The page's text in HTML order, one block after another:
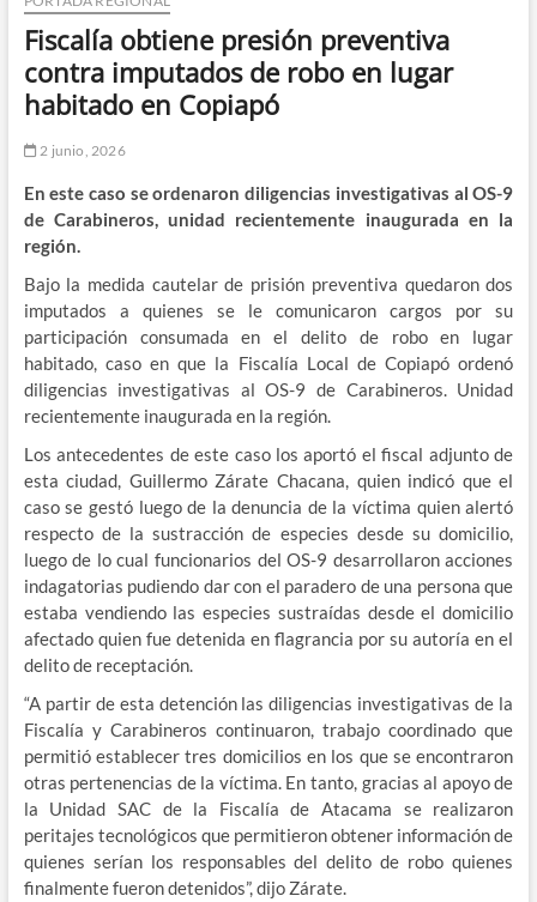
Fiscalía obtiene presión preventiva
contra imputados de robo en lugar
habitado en Copiapó
2 junio, 2026
En este caso se ordenaron diligencias investigativas al OS-9
de Carabineros, unidad recientemente inaugurada en la
región.
Bajo la medida cautelar de prisión preventiva quedaron dos
imputados a quienes se le comunicaron cargos por su
participación consumada en el delito de robo en lugar
habitado, caso en que la Fiscalía Local de Copiapó ordenó
diligencias investigativas al OS-9 de Carabineros. Unidad
recientemente inaugurada en la región.
Los antecedentes de este caso los aportó el fiscal adjunto de
esta ciudad, Guillermo Zárate Chacana, quien indicó que el
caso se gestó luego de la denuncia de la víctima quien alertó
respecto de la sustracción de especies desde su domicilio,
luego de lo cual funcionarios del OS-9 desarrollaron acciones
indagatorias pudiendo dar con el paradero de una persona que
estaba vendiendo las especies sustraídas desde el domicilio
afectado quien fue detenida en flagrancia por su autoría en el
delito de receptación.
“A partir de esta detención las diligencias investigativas de la
Fiscalía y Carabineros continuaron, trabajo coordinado que
permitió establecer tres domicilios en los que se encontraron
otras pertenencias de la víctima. En tanto, gracias al apoyo de
la Unidad SAC de la Fiscalía de Atacama se realizaron
peritajes tecnológicos que permitieron obtener información de
quienes serían los responsables del delito de robo quienes
finalmente fueron detenidos”, dijo Zárate.